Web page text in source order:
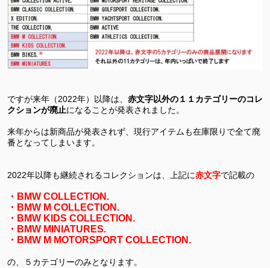
ですが来年（2022年）以降は、 赤文字以外の１１ カテゴリーのコレ
クションが廃止になることが発表されました。
来年からは新商品が発表されず、現行アイテムも在庫限りで全て廃
番となってしまいます。
2022年以降も継続されるコレクションは、上記に赤文字で記載の
・ BMW COLLECTION.
・ BMW M COLLECTION.
・ BMW KIDS COLLECTION.
・ BMW MINIATURES.
・ BMW M MOTORSPORT COLLECTION.
の、５カテゴリーのみとなります。